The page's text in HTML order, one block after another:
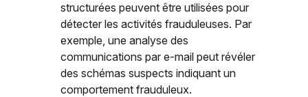
structurées peuvent être utilisées pour
détecter les activités frauduleuses. Par
exemple, une analyse des
communications par e-mail peut révéler
des schémas suspects indiquant un
comportement frauduleux.